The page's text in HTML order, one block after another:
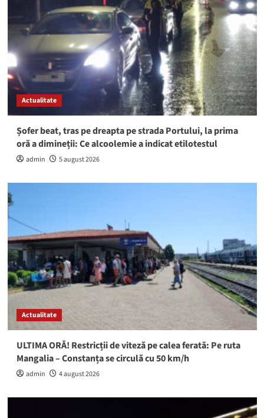
Actualitate
Șofer beat, tras pe dreapta pe strada Portului, la prima
oră a dimineții: Ce alcoolemie a indicat etilotestul
admin 5 august 2026
Actualitate
ULTIMA ORĂ! Restricții de viteză pe calea ferată: Pe ruta
Mangalia – Constanța se circulă cu 50 km/h
admin 4 august 2026